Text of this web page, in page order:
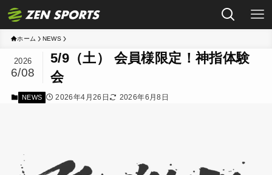
ホーム NEWS
5/9（土） 会員様限定！神指体験
会
2026
6/08
NEWS 2026年4月26日 2026年6月8日